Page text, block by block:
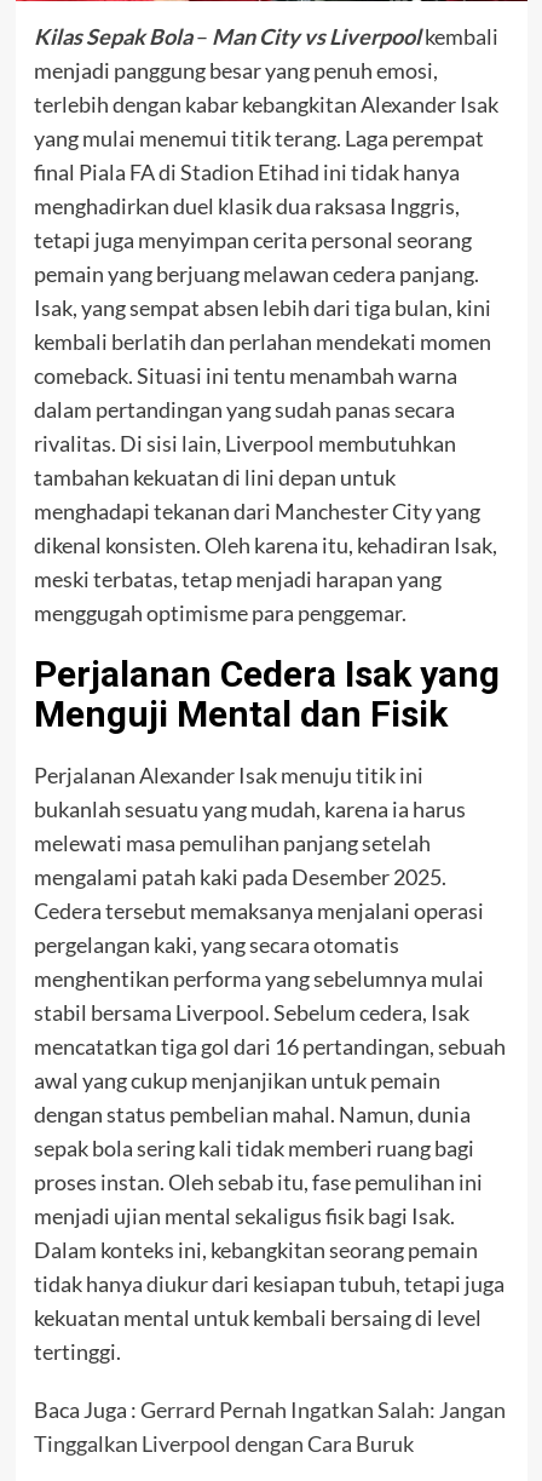
Kilas Sepak Bola– Man City vs Liverpoolkembali
menjadi panggung besar yang penuh emosi,
terlebih dengan kabar kebangkitan Alexander Isak
yang mulai menemui titik terang. Laga perempat
final Piala FA di Stadion Etihad ini tidak hanya
menghadirkan duel klasik dua raksasa Inggris,
tetapi juga menyimpan cerita personal seorang
pemain yang berjuang melawan cedera panjang.
Isak, yang sempat absen lebih dari tiga bulan, kini
kembali berlatih dan perlahan mendekati momen
comeback. Situasi ini tentu menambah warna
dalam pertandingan yang sudah panas secara
rivalitas. Di sisi lain, Liverpool membutuhkan
tambahan kekuatan di lini depan untuk
menghadapi tekanan dari Manchester City yang
dikenal konsisten. Oleh karena itu, kehadiran Isak,
meski terbatas, tetap menjadi harapan yang
menggugah optimisme para penggemar.
Perjalanan Cedera Isak yang
Menguji Mental dan Fisik
Perjalanan Alexander Isak menuju titik ini
bukanlah sesuatu yang mudah, karena ia harus
melewati masa pemulihan panjang setelah
mengalami patah kaki pada Desember 2025.
Cedera tersebut memaksanya menjalani operasi
pergelangan kaki, yang secara otomatis
menghentikan performa yang sebelumnya mulai
stabil bersama Liverpool. Sebelum cedera, Isak
mencatatkan tiga gol dari 16 pertandingan, sebuah
awal yang cukup menjanjikan untuk pemain
dengan status pembelian mahal. Namun, dunia
sepak bola sering kali tidak memberi ruang bagi
proses instan. Oleh sebab itu, fase pemulihan ini
menjadi ujian mental sekaligus fisik bagi Isak.
Dalam konteks ini, kebangkitan seorang pemain
tidak hanya diukur dari kesiapan tubuh, tetapi juga
kekuatan mental untuk kembali bersaing di level
tertinggi.
Baca Juga :Gerrard Pernah Ingatkan Salah: Jangan
Tinggalkan Liverpool dengan Cara Buruk